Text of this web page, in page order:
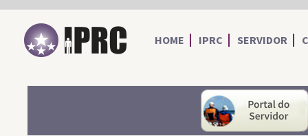
IPRC
HOME IPRC SERVIDOR